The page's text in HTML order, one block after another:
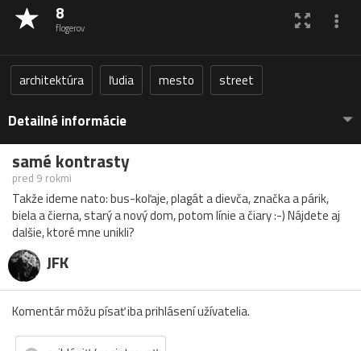
8
flogerov
architektúra ľudia mesto street
Detailné informácie
samé kontrasty
pred 9 rokmi
Takže ideme nato: bus-koľaje, plagát a dievča, značka a párik,
biela a čierna, starý a nový dom, potom línie a čiary :-) Nájdete aj
dalšie, ktoré mne unikli?
JFK
Komentár môžu písať iba prihlásení užívatelia.